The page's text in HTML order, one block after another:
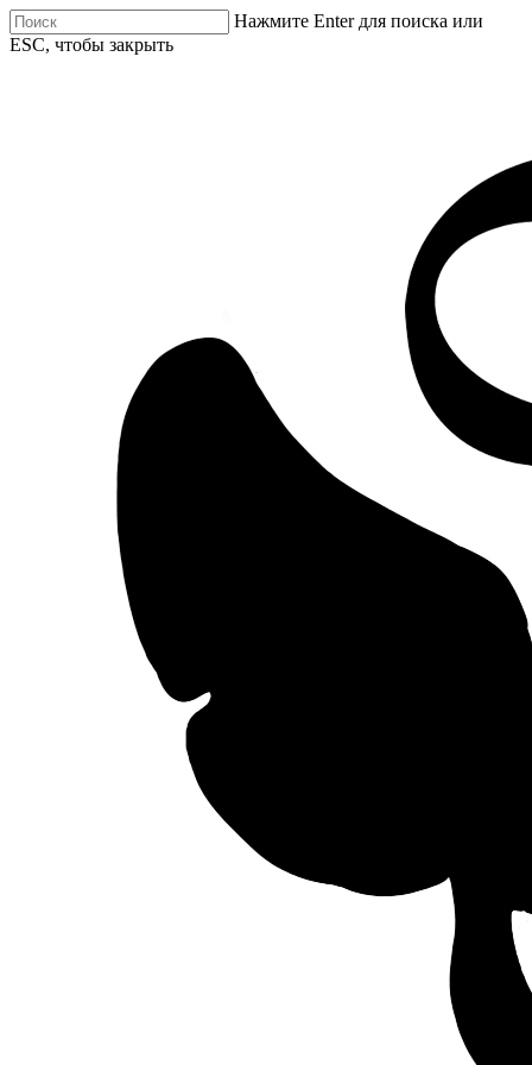
Нажмите Enter для поиска или
ESC, чтобы закрыть